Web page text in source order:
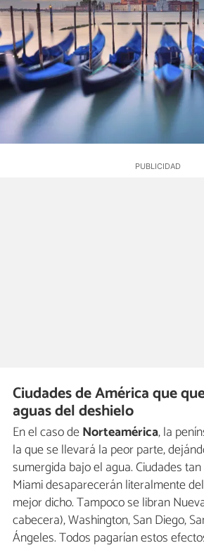
Ciudades de América que
aguas del deshielo
En el caso deNorteamérica, la
la que se llevará la peor parte,
sumergida bajo el agua. Ciudades
Miami desaparecerán literalmente
mejor dicho. Tampoco se libran
cabecera), Washington, San Diego,
Ángeles. Todos pagarían estos